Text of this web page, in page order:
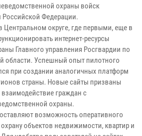
охраны войск
Федерации.
Центральном округе, где первыми, еще в
интернет-ресурсы
Главного управления Росгвардии по
области. Успешный опыт пилотного
при создании аналогичных платформ
страны. Новые сайты призваны
взаимодействие граждан с
охраны.
возможность оперативного
объектов недвижимости, квартир и